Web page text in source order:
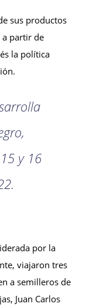
sus productos
a partir de
la política
y 16
por la
viajaron tres
a semilleros de
Juan Carlos